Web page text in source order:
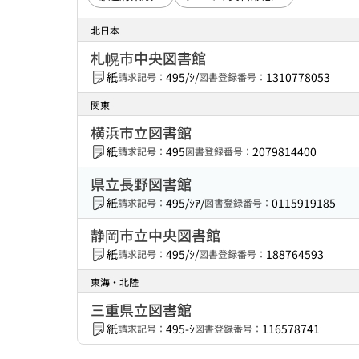
北日本
札幌市中央図書館
紙請求記号： 495/ｼ/図書登録番号： 1310778053
関東
横浜市立図書館
紙請求記号： 495図書登録番号： 2079814400
県立長野図書館
紙請求記号： 495/ｼｱ/図書登録番号： 0115919185
静岡市立中央図書館
紙請求記号： 495/ｼ/図書登録番号： 188764593
東海・北陸
三重県立図書館
紙請求記号： 495-ｼ図書登録番号： 116578741